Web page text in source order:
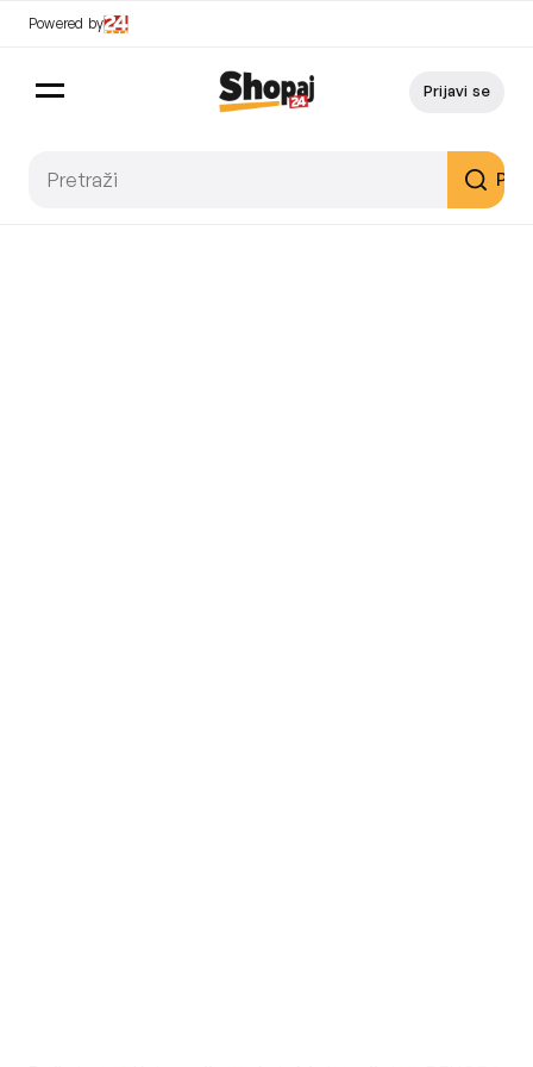
Powered by
Prijavi se